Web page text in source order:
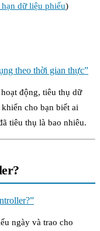
dữ liệu phiếu)
theo thời gian thực”
động, tiêu thụ dữ
cho bạn biết ai
tiêu thụ là bao nhiêu.
ngày và trao cho